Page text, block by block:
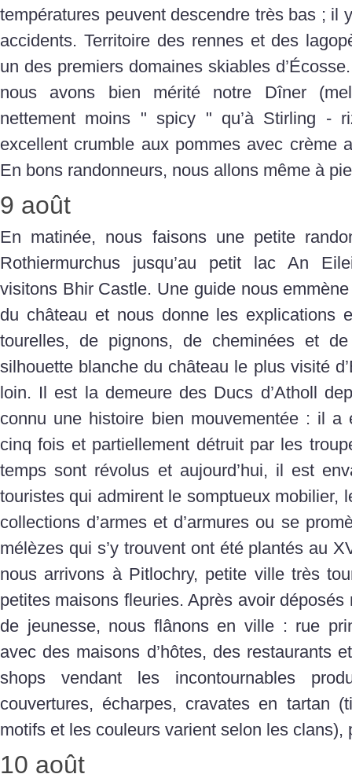
températures peuvent descendre très bas ; il
accidents. Territoire des rennes et des
un des premiers domaines skiables
nous avons bien mérité notre Dîner
nettement moins " spicy " qu’à Stirling -
excellent crumble aux pommes avec crème
En bons randonneurs, nous allons même à
9 août
En matinée, nous faisons une petite
Rothiermurchus jusqu’au petit lac An
visitons Bhir Castle. Une guide nous
du château et nous donne les explications
tourelles, de pignons, de cheminées et
silhouette blanche du château le plus visité
loin. Il est la demeure des Ducs d’Atholl
connu une histoire bien mouvementée : il a
cinq fois et partiellement détruit par les
temps sont révolus et aujourd’hui, il est
touristes qui admirent le somptueux mobilier,
collections d’armes et d’armures ou se
mélèzes qui s’y trouvent ont été plantés au
nous arrivons à Pitlochry, petite ville très
petites maisons fleuries. Après avoir déposés
de jeunesse, nous flânons en ville : rue
avec des maisons d’hôtes, des restaurants
shops vendant les incontournables
couvertures, écharpes, cravates en tartan
motifs et les couleurs varient selon les clans),
10 août